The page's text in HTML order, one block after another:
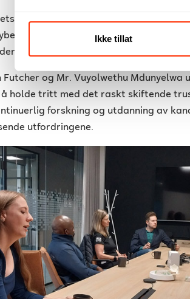
Ikke tillat
må vokse betydelig for å sikre
uttalte hun, og understreket
digitale tidsalderen.
Futcher og Mr. Vuyolwethu Mdunyelwa
holde tritt med det raskt skiftende
forskning og utdanning av
utfordringene.